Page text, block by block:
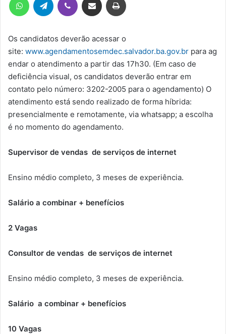
Os candidatos deverão acessar o
site: www.agendamentosemdec.salvador.ba.gov.br para ag
endar o atendimento a partir das 17h30. (Em caso de
deficiência visual, os candidatos deverão entrar em
contato pelo número: 3202-2005 para o agendamento) O
atendimento está sendo realizado de forma híbrida:
presencialmente e remotamente, via whatsapp; a escolha
é no momento do agendamento.
Supervisor de vendas de serviços de internet
Ensino médio completo, 3 meses de experiência.
Salário a combinar + benefícios
2 Vagas
Consultor de vendas de serviços de internet
Ensino médio completo, 3 meses de experiência.
Salário a combinar + benefícios
10 Vagas